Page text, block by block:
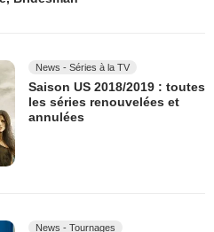
News - Séries à la TV
Saison US 2018/2019 : toutes
les séries renouvelées et
annulées
News - Tournages